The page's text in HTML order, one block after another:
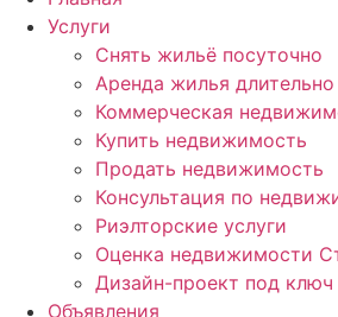
Услуги
Снять жильё посуточно
Аренда жилья длительно
Коммерческая
Купить недвижимость
Продать недвижимость
Консультация по
Риэлторские услуги
Оценка недвижимости
Дизайн-проект под ключ
Объявления